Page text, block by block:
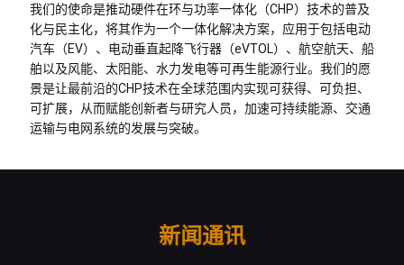
我们的使命是推动硬件在环与功率一体化（CHP）技术的普及
化与民主化，将其作为一个一体化解决方案，应用于包括电动
汽车（EV）、电动垂直起降飞行器（eVTOL）、航空航天、船
舶以及风能、太阳能、水力发电等可再生能源行业。我们的愿
景是让最前沿的CHP技术在全球范围内实现可获得、可负担、
可扩展，从而赋能创新者与研究人员，加速可持续能源、交通
运输与电网系统的发展与突破。
新闻通讯